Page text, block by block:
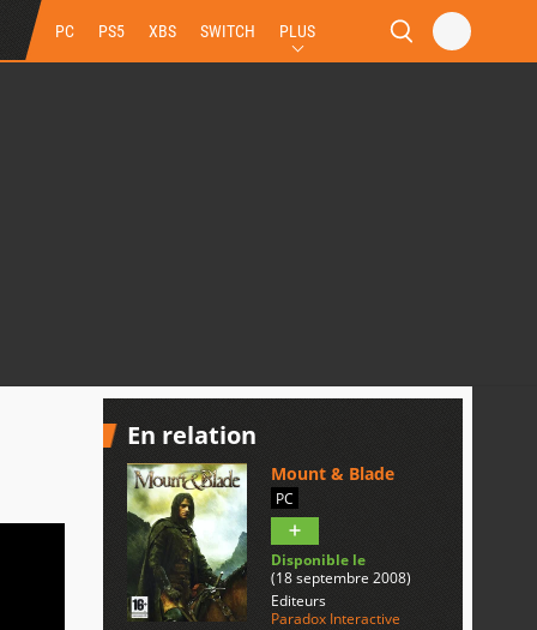
PC PS5 XBS SWITCH PLUS
En relation
Mount & Blade
PC
Disponible le
(18 septembre 2008)
Editeurs
Paradox Interactive